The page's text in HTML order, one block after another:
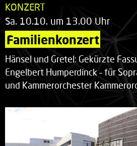
KONZERT
Sa. 10.10. um 13.00 Uhr
Familienkonzert
Hänsel und Gretel: Gekürzte
Engelbert Humperdinck – für
und Kammerorchester